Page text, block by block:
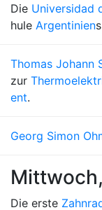
Die Universidad
hule Argentinien
Thomas Johann
zur
ent.
Georg Simon
Die erste